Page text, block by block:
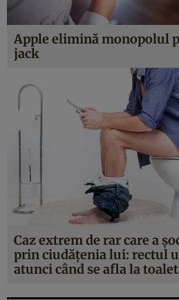
Apple elimină monopolul
jack
Caz extrem de rar care a
prin ciudăţenia lui: rectul
atunci când se afla la